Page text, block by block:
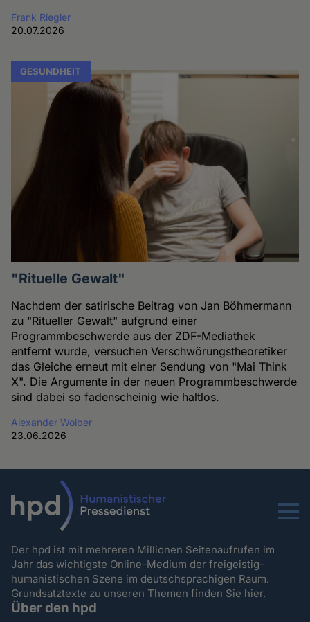
Frank Riegler
20.07.2026
GESUNDHEIT
"Rituelle Gewalt"
Nachdem der satirische Beitrag von Jan Böhmermann
zu "Ritueller Gewalt" aufgrund einer
Programmbeschwerde aus der ZDF-Mediathek
entfernt wurde, versuchen Verschwörungstheoretiker
das Gleiche erneut mit einer Sendung von "Mai Think
X". Die Argumente in der neuen Programmbeschwerde
sind dabei so fadenscheinig wie haltlos.
Alexander Wolber
23.06.2026
Menu
Der hpd ist mit mehreren Millionen Seitenaufrufen im
Jahr das wichtigste Online-Medium der freigeistig-
humanistischen Szene im deutschsprachigen Raum.
Grundsatztexte zu unseren Themenfinden Sie hier.
Über den hpd